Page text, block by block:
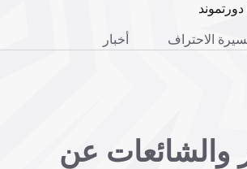
الاحتراف أخبار
والشائعات عن